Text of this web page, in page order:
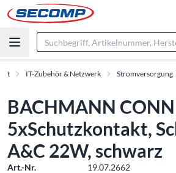
IT-Zubehör & Netzwerk Stromversorgung
BACHMANN
5xSchutzkontakt,
A&C 22W, schwarz
Art.-Nr.
19.07.2662